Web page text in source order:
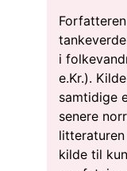
i
e.Kr.).
samtidige
senere
kilde til